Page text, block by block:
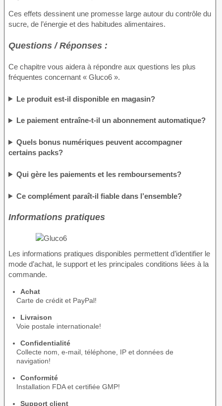
Ces effets dessinent une promesse large autour du contrôle du
sucre, de l’énergie et des habitudes alimentaires.
Questions / Réponses :
Ce chapitre vous aidera à répondre aux questions les plus
fréquentes concernant « Gluco6 ».
Le produit est-il disponible en magasin?
Le paiement entraîne-t-il un abonnement automatique?
Quels bonus numériques peuvent accompagner
certains packs?
Qui gère les paiements et les remboursements?
Ce complément paraît-il fiable dans l’ensemble?
Informations pratiques
Les informations pratiques disponibles permettent d’identifier le
mode d’achat, le support et les principales conditions liées à la
commande.
Achat
Carte de crédit et PayPal!
Livraison
Voie postale internationale!
Confidentialité
Collecte nom, e-mail, téléphone, IP et données de
navigation!
Conformité
Installation FDA et certifiée GMP!
Support client